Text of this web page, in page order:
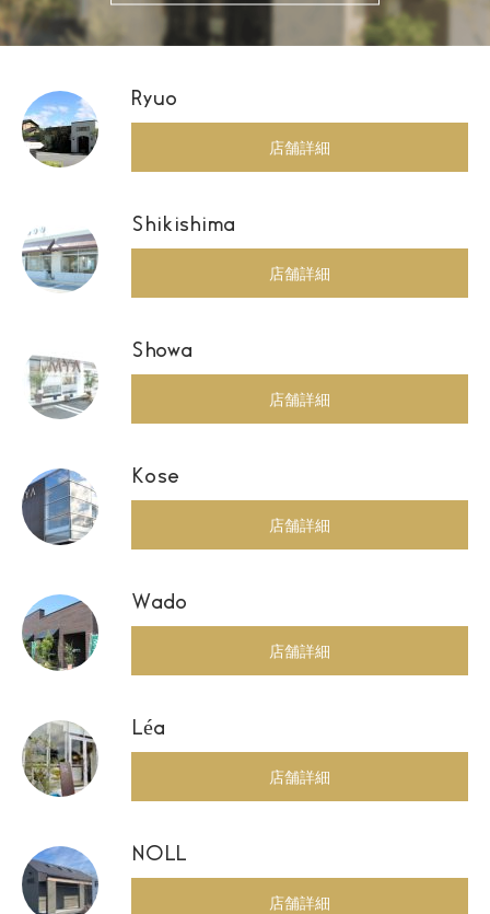
Ryuo
店舗詳細
Shikishima
店舗詳細
Showa
店舗詳細
Kose
店舗詳細
Wado
店舗詳細
Léa
店舗詳細
NOLL
店舗詳細